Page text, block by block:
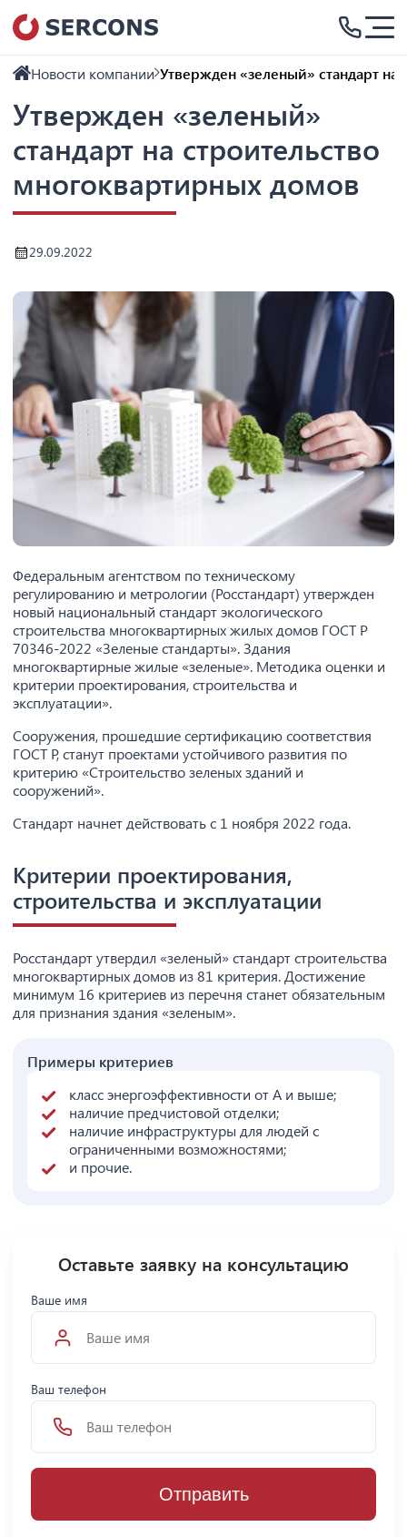
Новости компании Утвержден «зеленый» стандарт
Утвержден «зеленый»
стандарт на строительство
многоквартирных домов
29.09.2022
Федеральным агентством по техническому
регулированию и метрологии (Росстандарт) утвержден
новый национальный стандарт экологического
строительства многоквартирных жилых домов ГОСТ Р
70346-2022 «Зеленые стандарты». Здания
многоквартирные жилые «зеленые». Методика оценки и
критерии проектирования, строительства и
эксплуатации».
Сооружения, прошедшие сертификацию соответствия
ГОСТ Р, станут проектами устойчивого развития по
критерию «Строительство зеленых зданий и
сооружений».
Стандарт начнет действовать с 1 ноября 2022 года.
Критерии проектирования,
строительства и эксплуатации
Росстандарт утвердил «зеленый» стандарт строительства
многоквартирных домов из 81 критерия. Достижение
минимум 16 критериев из перечня станет обязательным
для признания здания «зеленым».
Примеры критериев
класс энергоэффективности от А и выше;
наличие предчистовой отделки;
наличие инфраструктуры для людей с
ограниченными возможностями;
и прочие.
Оставьте заявку на консультацию
Ваше имя
Ваш телефон
Отправить